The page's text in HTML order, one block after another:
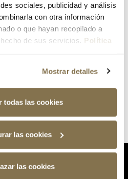
sociales, publicidad y análisis
con otra información
o que hayan recopilado a
de sus servicios. Política
Mostrar detalles
todas las cookies
las cookies
las cookies